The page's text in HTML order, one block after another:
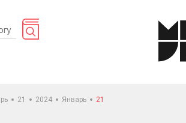
21 2024 Январь 21